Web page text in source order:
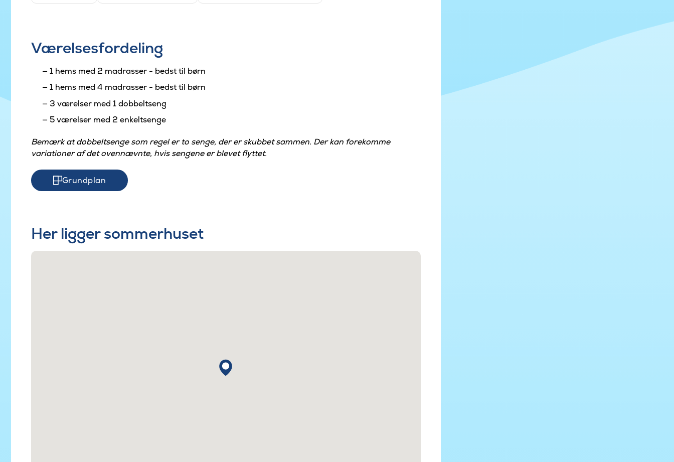
Værelsesfordeling
1 hems med 2 madrasser - bedst til børn
1 hems med 4 madrasser - bedst til børn
3 værelser med 1 dobbeltseng
5 værelser med 2 enkeltsenge
Bemærk at dobbeltsenge som regel er to senge, der er skubbet sammen. Der kan forekomme
variationer af det ovennævnte, hvis sengene er blevet flyttet.
Grundplan
Her ligger sommerhuset